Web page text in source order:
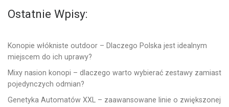
Ostatnie Wpisy:
Konopie włókniste outdoor – Dlaczego Polska jest idealnym
miejscem do ich uprawy?
Mixy nasion konopi – dlaczego warto wybierać zestawy zamiast
pojedynczych odmian?
Genetyka Automatów XXL – zaawansowane linie o zwiększonej